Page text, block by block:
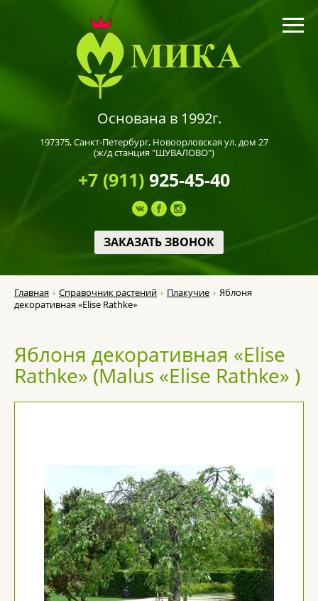
Основана в 1992г.
197375,Санкт-Петербург, Новоорловская ул. дом 27
(ж/д станция "ШУВАЛОВО")
+7 (911)925-45-40
ЗАКАЗАТЬ ЗВОНОК
Главная Справочник растений Плакучие
Яблоня
декоративная «Elise Rathke»
Яблоня декоративная «Elise
Rathke» (Malus «Elise Rathke» )